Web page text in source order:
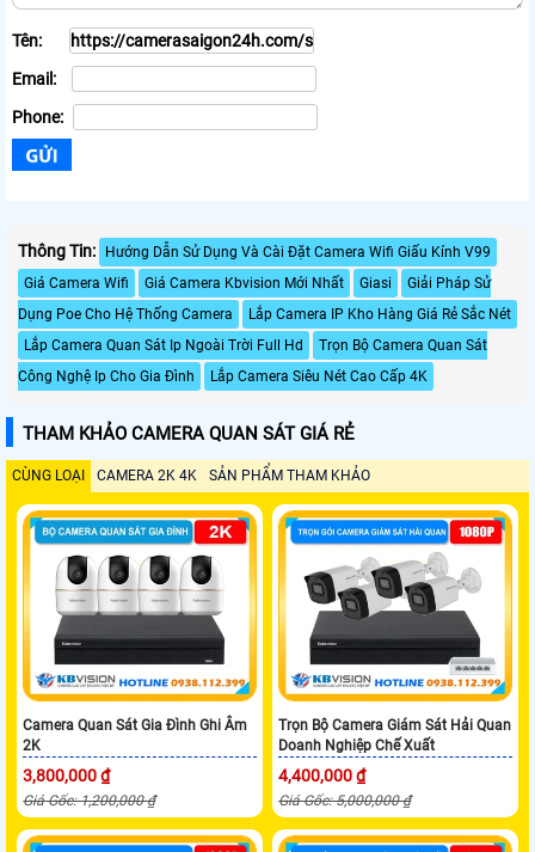
Tên:
Email:
Phone:
Thông Tin:
Hướng Dẫn Sử Dụng Và Cài Đặt Camera Wifi Giấu Kính V99
Giá Camera Wifi
Giá Camera Kbvision Mới Nhất Giasi
Giải Pháp Sử
Dụng Poe Cho Hệ Thống Camera
Lắp Camera IP Kho Hàng Giá Rẻ Sắc Nét
Lắp Camera Quan Sát Ip Ngoài Trời Full Hd
Trọn Bộ Camera Quan Sát
Công Nghệ Ip Cho Gia Đình
Lắp Camera Siêu Nét Cao Cấp 4K
THAM KHẢO CAMERA QUAN SÁT GIÁ RẺ
CÙNG LOẠI CAMERA 2K 4K SẢN PHẨM THAM KHẢO
Camera Quan Sát Gia Đình Ghi Âm
2K
3,800,000 ₫
Giá Gốc: 1,200,000 ₫
Trọn Bộ Camera Giám Sát Hải Quan
Doanh Nghiệp Chế Xuất
4,400,000 ₫
Giá Gốc: 5,000,000 ₫